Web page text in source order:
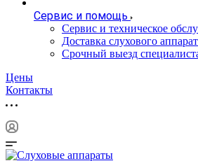
Сервис и помощь
Сервис и техническое
Доставка слухового
Срочный выезд
Цены
Контакты